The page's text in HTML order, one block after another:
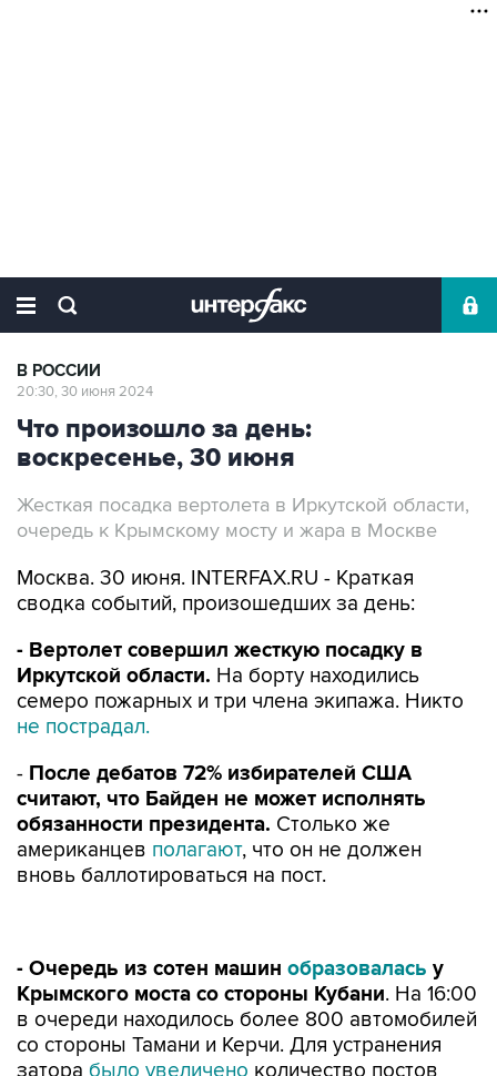
В РОССИИ
20:30, 30 июня 2024
Что произошло за день:
воскресенье, 30 июня
Жесткая посадка вертолета в Иркутской области,
очередь к Крымскому мосту и жара в Москве
Москва. 30 июня. INTERFAX.RU - Краткая
сводка событий, произошедших за день:
- Вертолет совершил жесткую посадку в
Иркутской области. На борту находились
семеро пожарных и три члена экипажа. Никто
не пострадал.
- После дебатов 72% избирателей США
считают, что Байден не может исполнять
обязанности президента. Столько же
американцев полагают, что он не должен
вновь баллотироваться на пост.
- Очередь из сотен машин образовалась у
Крымского моста со стороны Кубани. На 16:00
в очереди находилось более 800 автомобилей
со стороны Тамани и Керчи. Для устранения